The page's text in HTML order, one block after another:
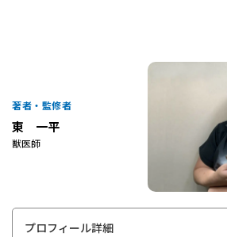
著者・監修者
東 一平
獣医師
プロフィール詳細